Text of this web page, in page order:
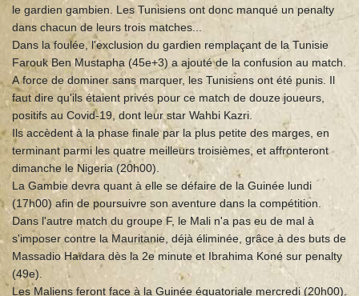
le gardien gambien. Les Tunisiens ont donc manqué un penalty
dans chacun de leurs trois matches...
Dans la foulée, l'exclusion du gardien remplaçant de la Tunisie
Farouk Ben Mustapha (45e+3) a ajouté de la confusion au match.
A force de dominer sans marquer, les Tunisiens ont été punis. Il
faut dire qu'ils étaient privés pour ce match de douze joueurs,
positifs au Covid-19, dont leur star Wahbi Kazri.
Ils accèdent à la phase finale par la plus petite des marges, en
terminant parmi les quatre meilleurs troisièmes, et affronteront
dimanche le Nigeria (20h00).
La Gambie devra quant à elle se défaire de la Guinée lundi
(17h00) afin de poursuivre son aventure dans la compétition.
Dans l'autre match du groupe F, le Mali n'a pas eu de mal à
s'imposer contre la Mauritanie, déjà éliminée, grâce à des buts de
Massadio Haïdara dès la 2e minute et Ibrahima Koné sur penalty
(49e).
Les Maliens feront face à la Guinée équatoriale mercredi (20h00).